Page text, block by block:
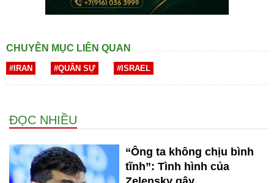
CHUYÊN MỤC LIÊN QUAN
#IRAN #QUÂN SỰ #ISRAEL
ĐỌC NHIỀU
“Ông ta không chịu bình
tĩnh”: Tình hình của